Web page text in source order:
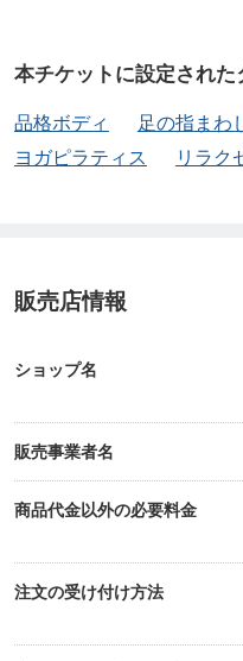
② 受講者用のLINEを
申込み時の備考欄にご
講座では、解剖学のア
本チケットに設定された
品格ボディ 足の指まわ
ヨガピラティス
リラク
販売店情報
ショップ名
販売事業者名
商品代金以外の必要料金
注文の受け付け方法